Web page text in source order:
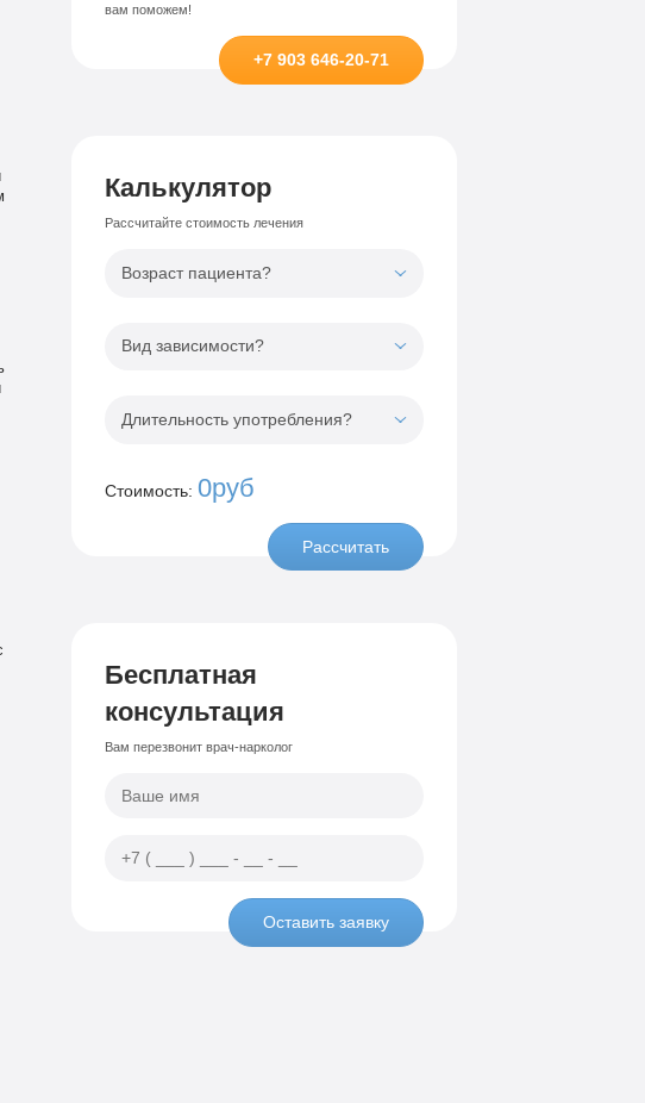
вам поможем!
+7 903 646-20-71
Калькулятор
Рассчитайте стоимость лечения
Возраст пациента?
Вид зависимости?
Длительность употребления?
Стоимость: 0руб
Рассчитать
Бесплатная
консультация
Вам перезвонит врач-нарколог
Оставить заявку